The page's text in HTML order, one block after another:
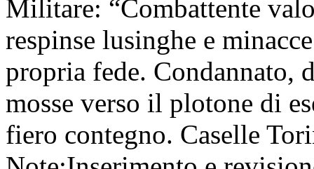
Militare: “Combattente
respinse lusinghe e
propria fede. Condannato,
mosse verso il plotone di
fiero contegno. Caselle